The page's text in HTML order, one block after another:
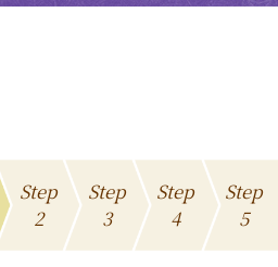
Step
2
Step
3
Step
4
Step
5